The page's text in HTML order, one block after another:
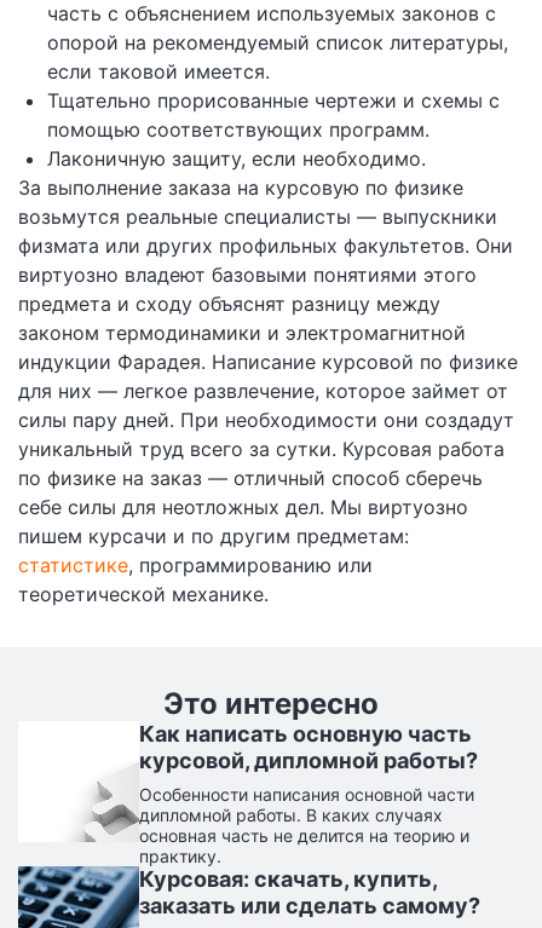
часть с объяснением используемых законов с
опорой на рекомендуемый список литературы,
если таковой имеется.
Тщательно прорисованные чертежи и схемы с
помощью соответствующих программ.
Лаконичную защиту, если необходимо.
За выполнение заказа на курсовую по физике
возьмутся реальные специалисты — выпускники
физмата или других профильных факультетов. Они
виртуозно владеют базовыми понятиями этого
предмета и сходу объяснят разницу между
законом термодинамики и электромагнитной
индукции Фарадея. Написание курсовой по физике
для них — легкое развлечение, которое займет от
силы пару дней. При необходимости они создадут
уникальный труд всего за сутки. Курсовая работа
по физике на заказ — отличный способ сберечь
себе силы для неотложных дел. Мы виртуозно
пишем курсачи и по другим предметам:
статистике, программированию или
теоретической механике.
Это интересно
Как написать основную часть
курсовой, дипломной работы?
Особенности написания основной части
дипломной работы. В каких случаях
основная часть не делится на теорию и
практику.
Курсовая: скачать, купить,
заказать или сделать самому?